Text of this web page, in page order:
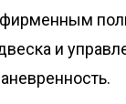
фирменным
и